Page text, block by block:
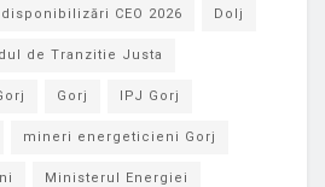
disponibilizări CEO 2026 Dolj
de Tranzitie Justa
Gorj IPJ Gorj
mineri energeticieni Gorj
Ministerul Energiei